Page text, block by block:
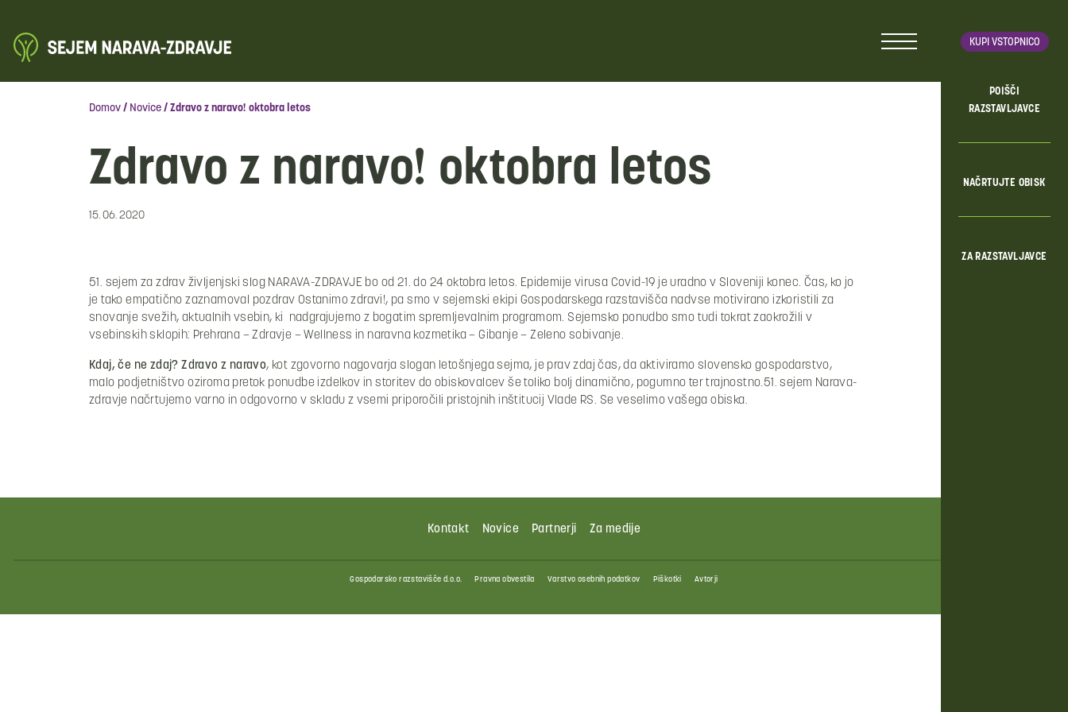
KUPI VSTOPNICO
POIŠČI
RAZSTAVLJAVCE
NAČRTUJTE OBISK
ZA RAZSTAVLJAVCE
Domov / Novice / Zdravo z naravo! oktobra letos
Zdravo z naravo! oktobra letos
15. 06. 2020
51. sejem za zdrav življenjski slog NARAVA-ZDRAVJE bo od 21. do 24 oktobra letos. Epidemije virusa Covid-19 je uradno v Sloveniji konec. Čas, ko jo
je tako empatično zaznamoval pozdrav Ostanimo zdravi!, pa smo v sejemski ekipi Gospodarskega razstavišča nadvse motivirano izkoristili za
snovanje svežih, aktualnih vsebin, ki nadgrajujemo z bogatim spremljevalnim programom. Sejemsko ponudbo smo tudi tokrat zaokrožili v
vsebinskih sklopih: Prehrana – Zdravje – Wellness in naravna kozmetika – Gibanje – Zeleno sobivanje.
Kdaj, če ne zdaj? Zdravo z naravo, kot zgovorno nagovarja slogan letošnjega sejma, je prav zdaj čas, da aktiviramo slovensko gospodarstvo,
malo podjetništvo oziroma pretok ponudbe izdelkov in storitev do obiskovalcev še toliko bolj dinamično, pogumno ter trajnostno.51. sejem Narava-
zdravje načrtujemo varno in odgovorno v skladu z vsemi priporočili pristojnih inštitucij Vlade RS. Se veselimo vašega obiska.
Kontakt Novice Partnerji Za medije
Gospodarsko razstavišče d.o.o. Pravna obvestila Varstvo osebnih podatkov Piškotki Avtorji